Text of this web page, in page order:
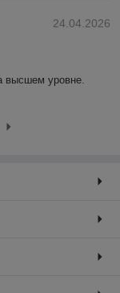
24.04.2026
высшем уровне.